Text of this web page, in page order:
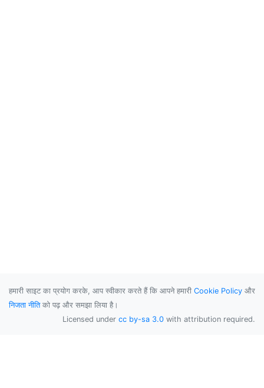
हमारी साइट का प्रयोग करके, आप स्वीकार करते हैं कि आपने हमारी Cookie Policy और
निजता नीतिको पढ़ और समझा लिया है।
Licensed under cc by-sa 3.0 with attribution required.